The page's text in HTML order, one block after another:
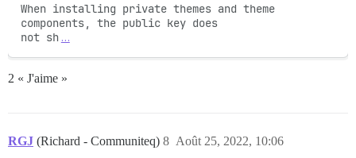
When installing private themes and theme
components, the public key does
not sh …
2 « J'aime »
RGJ (Richard - Communiteq) Août 25, 2022, 10:06
8